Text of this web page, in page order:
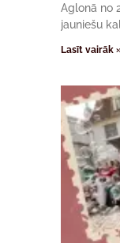
Aglonā no
jauniešu
Lasīt vairāk